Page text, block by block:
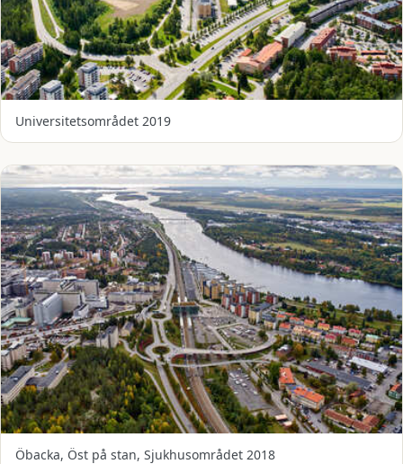
Universitetsområdet 2019
Öbacka, Öst på stan, Sjukhusområdet 2018